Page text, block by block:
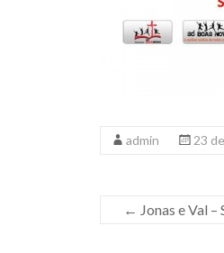
admin 23
← Jonas e Val